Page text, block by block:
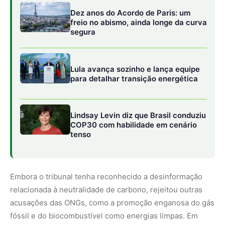
Embora o tribunal tenha reconhecido a desinformação
relacionada à neutralidade de carbono, rejeitou outras
acusações das ONGs, como a promoção enganosa do gás
fóssil e do biocombustível como energias limpas. Em
comunicado, a TotalEnergies afirmou que “toma nota” da
decisão, ressaltando que a maior parte das demandas foi